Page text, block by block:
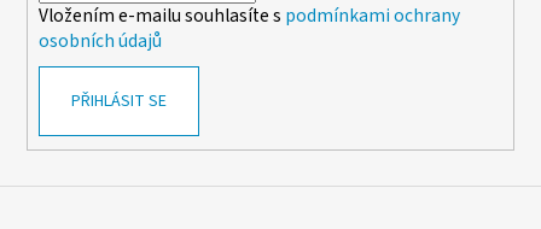
PREMIUM
17,10
Kč
Vložením e-mailu souhlasíte s podmínkami ochrany
osobních údajů
PŘIHLÁSIT SE